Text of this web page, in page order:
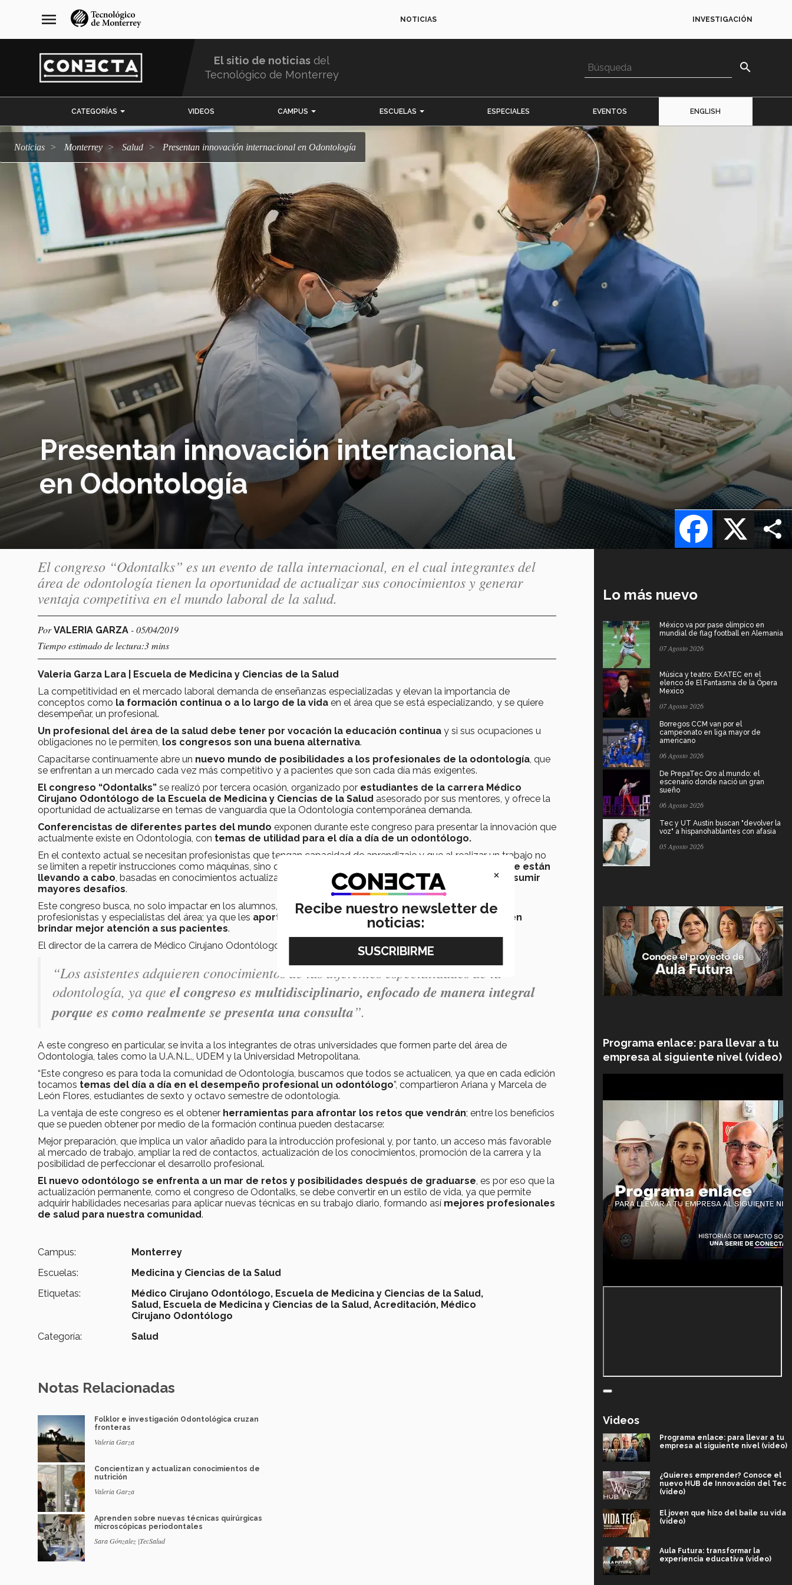
navegación
principal
menu NOTICIAS INVESTIGACIÓN
El sitio de noticias del
Tecnológico de Monterrey
search
CATEGORÍAS VIDEOS CAMPUS ESCUELAS ESPECIALES EVENTOS ENGLISH
Noticias Monterrey salud Presentan innovación internacional en Odontología
Presentan innovación internacional
en Odontología
X
Facebook
El congreso “Odontalks” es un evento de talla internacional, en el cual integrantes del
área de odontología tienen la oportunidad de actualizar sus conocimientos y generar
ventaja competitiva en el mundo laboral de la salud.
PorVALERIA GARZA - 05/04/2019
Tiempo estimado de lectura:3 mins
Valeria Garza Lara | Escuela de Medicina y Ciencias de la Salud
La competitividad en el mercado laboral demanda de enseñanzas especializadas y elevan la importancia de
conceptos como la formación continua o a lo largo de la vida en el área que se está especializando, y se quiere
desempeñar, un profesional.
Un profesional del área de la salud debe tener por vocación la educación continua y si sus ocupaciones u
obligaciones no le permiten, los congresos son una buena alternativa.
Capacitarse continuamente abre un nuevo mundo de posibilidades a los profesionales de la odontología , que
se enfrentan a un mercado cada vez más competitivo y a pacientes que son cada día más exigentes.
El congreso “Odontalks” se realizó por tercera ocasión, organizado por estudiantes de la carrera Médico
Cirujano Odontólogo de la Escuela de Medicina y Ciencias de la Salud asesorado por sus mentores, y ofrece la
oportunidad de actualizarse en temas de vanguardia que la Odontología contemporánea demanda.
Conferencistas de diferentes partes del mundo exponen durante este congreso para presentar la innovación que
actualmente existe en Odontología, con temas de utilidad para el día a día de un odontólogo.
En el contexto actual se necesitan profesionistas que tengan capacidad de aprendizaje y que al realizar un trabajo no
se limiten a repetir instrucciones como máquinas, sino que
propongan maneras de mejorar las tareas que están
llevando a cabo , basadas en conocimientos actualizados, logrando con esto
abrir nuevos horizontes y asumir
mayores desafíos.
Este congreso busca, no solo impactar en los alumnos, sino también en egresados, estudiantes de posgrado,
profesionistas y especialistas del área; ya que les aporta actualización de primer nivel y con esto pueden
brindar mejor atención a sus pacientes.
El director de la carrera de Médico Cirujano Odontólogo, el Dr. Ernesto Ramos González, explicó:
“Los asistentes adquieren conocimientos de las diferentes especialidades de la
odontología, ya que el congreso es multidisciplinario, enfocado de manera integral
porque es como realmente se presenta una consulta”.
A este congreso en particular, se invita a los integrantes de otras universidades que formen parte del área de
Odontología, tales como la U.A.N.L., UDEM y la Universidad Metropolitana.
“Este congreso es para toda la comunidad de Odontología, buscamos que todos se actualicen, ya que en cada edición
tocamos temas del día a día en el desempeño profesional un odontólogo”, compartieron Ariana y Marcela de
León Flores, estudiantes de sexto y octavo semestre de odontología.
La ventaja de este congreso es el obtener herramientas para afrontar los retos que vendrán; entre los beneficios
que se pueden obtener por medio de la formación continua pueden destacarse:
Mejor preparación, que implica un valor añadido para la introducción profesional y, por tanto, un acceso más favorable
al mercado de trabajo, ampliar la red de contactos, actualización de los conocimientos, promoción de la carrera y la
posibilidad de perfeccionar el desarrollo profesional.
El nuevo odontólogo se enfrenta a un mar de retos y posibilidades después de graduarse , es por eso que la
actualización permanente, como el congreso de Odontalks, se debe convertir en un estilo de vida, ya que permite
adquirir habilidades necesarias para aplicar nuevas técnicas en su trabajo diario, formando así mejores profesionales
de salud para nuestra comunidad.
Campus:
Monterrey
Escuelas:
Medicina y Ciencias de la Salud
Etiquetas:
Médico Cirujano Odontólogo, Escuela de Medicina y Ciencias de la Salud,
Salud, Escuela de Medicina y Ciencias de la Salud, Acreditación, Médico
Cirujano Odontólogo
Categoría:
Salud
Notas Relacionadas
Folklor e investigación Odontológica cruzan
fronteras
Valeria Garza
Concientizan y actualizan conocimientos de
nutrición
Valeria Garza
Aprenden sobre nuevas técnicas quirúrgicas
microscópicas periodontales
Sara Gónzalez |TecSalud
Lo más nuevo
México va por pase olímpico en
mundial de flag football en Alemania
07 Agosto 2026
Música y teatro: EXATEC en el
elenco de El Fantasma de la Ópera
Mexico
07 Agosto 2026
Borregos CCM van por el
campeonato en liga mayor de
americano
06 Agosto 2026
De PrepaTec Qro al mundo: el
escenario donde nació un gran
sueño
06 Agosto 2026
Tec y UT Austin buscan "devolver la
voz" a hispanohablantes con afasia
05 Agosto 2026
Programa enlace: para llevar a tu
empresa al siguiente nivel (video)
Videos
Programa enlace: para llevar a tu
empresa al siguiente nivel (video)
¿Quieres emprender? Conoce el
nuevo HUB de Innovación del Tec
(video)
El joven que hizo del baile su vida
(video)
Aula Futura: transformar la
experiencia educativa (video)
×
Recibe nuestro newsletter de
noticias: